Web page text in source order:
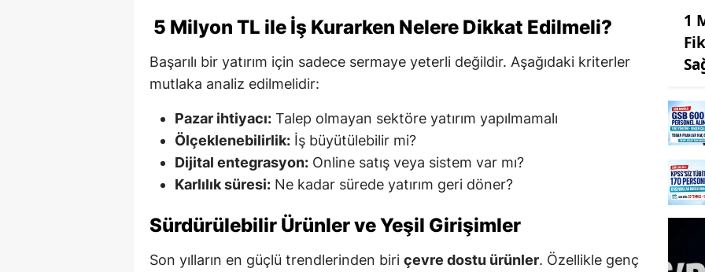
5 Milyon TL ile İş Kurarken Nelere Dikkat Edilmeli?
Başarılı bir yatırım için sadece sermaye yeterli değildir. Aşağıdaki kriterler
mutlaka analiz edilmelidir:
Pazar ihtiyacı: Talep olmayan sektöre yatırım yapılmamalı
Ölçeklenebilirlik: İş büyütülebilir mi?
Dijital entegrasyon: Online satış veya sistem var mı?
Karlılık süresi: Ne kadar sürede yatırım geri döner?
Sürdürülebilir Ürünler ve Yeşil Girişimler
Son yılların en güçlü trendlerinden biri çevre dostu ürünler. Özellikle genç
1